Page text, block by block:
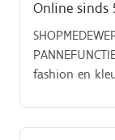
Online sinds
fashion en